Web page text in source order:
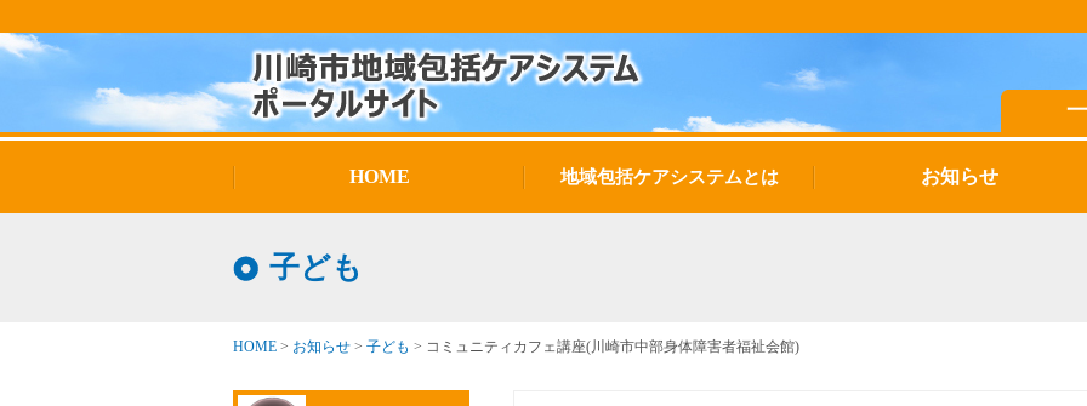
HOME 地域包括ケアシステムとは お知らせ
子ども
HOME > お知らせ > 子ども > コミュニティカフェ講座(川崎市中部身体障害者福祉会館)